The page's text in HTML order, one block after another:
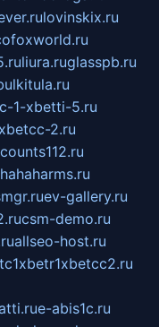
lovinskix.ru
liura.ruglasspb.ru
1-xbetti-5.ru
2.ru
ev-gallery.ru
csm-demo.ru
allseo-host.ru
e-abis1c.ru